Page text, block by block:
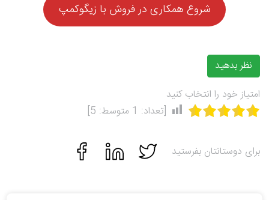
شروع همکاری در فروش با زیگوکمپ
نظر بدهید
امتیاز خود را انتخاب کنید
[تعداد: 1 متوسط: 5
]
برای دوستانتان بفرستید